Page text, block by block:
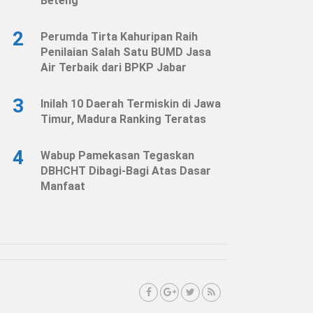
2
Perumda Tirta Kahuripan Raih
Penilaian Salah Satu BUMD Jasa
Air Terbaik dari BPKP Jabar
3
Inilah 10 Daerah Termiskin di Jawa
Timur, Madura Ranking Teratas
4
Wabup Pamekasan Tegaskan
DBHCHT Dibagi-Bagi Atas Dasar
Manfaat